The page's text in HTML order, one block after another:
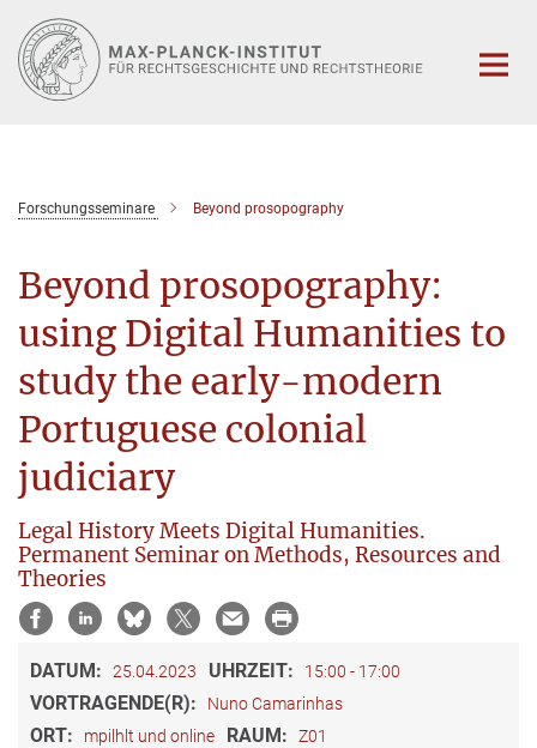
Hauptinhalt
Forschungsseminare Beyond prosopography
Beyond prosopography:
using Digital Humanities to
study the early-modern
Portuguese colonial
judiciary
Legal History Meets Digital Humanities.
Permanent Seminar on Methods, Resources and
Theories
DATUM: 25.04.2023 UHRZEIT: 15:00 - 17:00
VORTRAGENDE(R): Nuno Camarinhas
ORT: mpilhlt und online RAUM: Z01